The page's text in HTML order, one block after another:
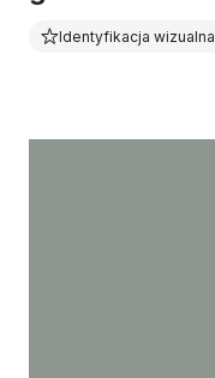
Identyfikacja wizualna